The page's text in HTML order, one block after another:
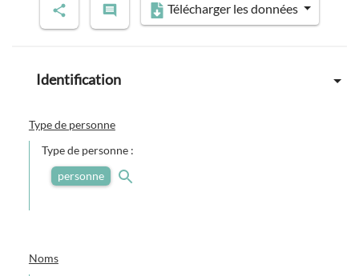
Télécharger les données
Identification
Type de personne
Type de personne :
personne
Noms